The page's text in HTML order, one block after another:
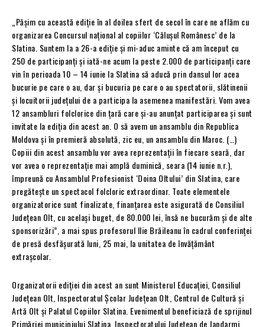
„Pășim cu această ediție în al doilea sfert de secol în care ne aflăm cu
organizarea Concursul național al copiilor ‘Călușul Românesc’ de la
Slatina. Suntem la a 26-a ediție și mi-aduc aminte că am început cu
250 de participanți și iată-ne acum la peste 2.000 de participanți care
vin în perioada 10 – 14 iunie la Slatina să aducă prin dansul lor acea
bucurie pe care o au, dar și bucuria pe care o au spectatorii, slătinenii
și locuitorii județului de a participa la asemenea manifestări. Vom avea
12 ansambluri folclorice din țară care și-au anunțat participarea și sunt
invitate la ediția din acest an. O să avem un ansamblu din Republica
Moldova și în premieră absolută, zic eu, un ansamblu din Maroc. (…)
Copiii din acest ansamblu vor avea reprezentații în fiecare seară, dar
vor avea o reprezentație mai amplă duminică, seara (14 iunie n.r.),
împreună cu Ansamblul Profesionist ‘Doina Oltului’ din Slatina, care
pregătește un spectacol folcloric extraordinar. Toate elementele
organizatorice sunt finalizate, finanțarea este asigurată de Consiliul
Județean Olt, cu același buget, de 80.000 lei, însă ne bucurăm și de alte
sponsorizări”, a mai spus profesorul Ilie Brăileanu în cadrul conferinței
de presă desfășurată luni, 25 mai, la unitatea de învățământ
extrașcolar.
Organizatorii ediției din acest an sunt Ministerul Educației, Consiliul
Județean Olt, Inspectoratul Școlar Județean Olt, Centrul de Cultură și
Artă Olt și Palatul Copiilor Slatina. Evenimentul beneficiază de sprijinul
Primăriei municipiului Slatina, Inspectoratului Județean de Jandarmi